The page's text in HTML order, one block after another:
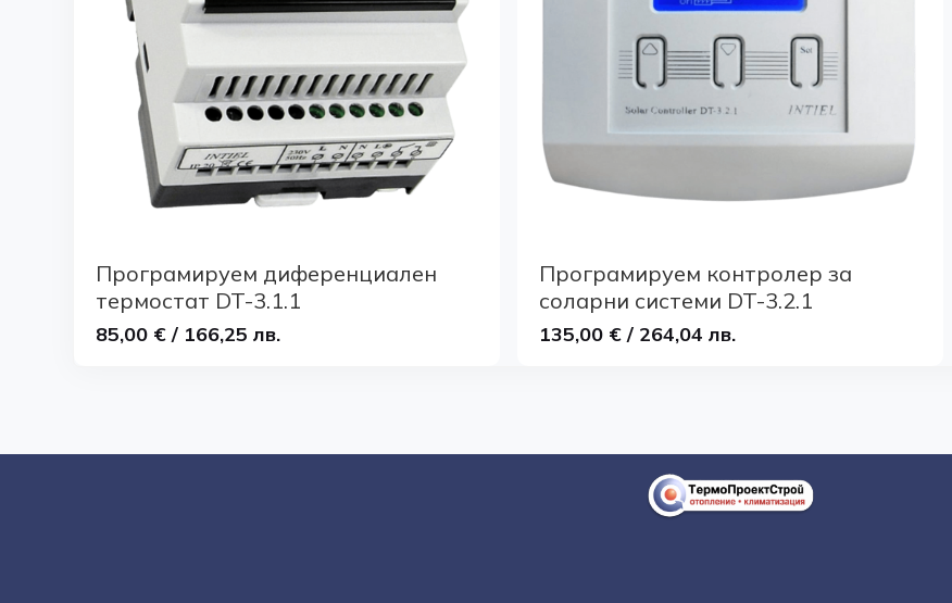
Програмируем диференциален
термостат DT-3.1.1
85,00 € / 166,25 лв.
Програмируем контролер за
соларни системи DT-3.2.1
135,00 € / 264,04 лв.